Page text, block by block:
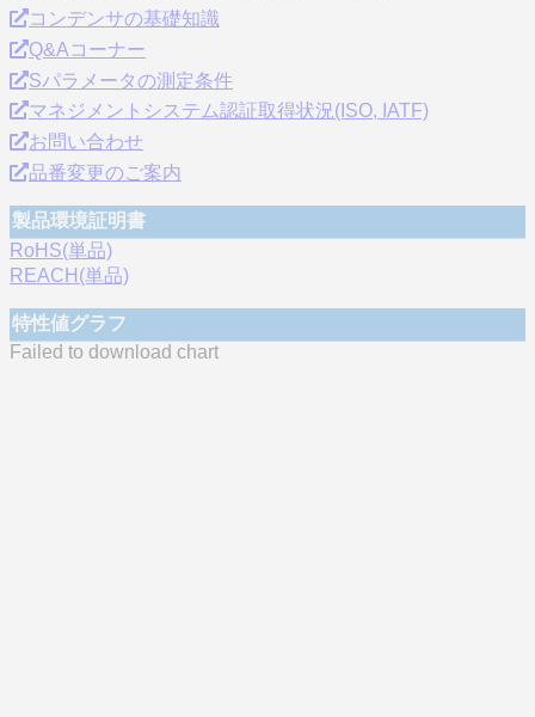
コンデンサの基礎知識
Q&Aコーナー
Sパラメータの測定条件
マネジメントシステム認証取得状況(ISO, IATF)
お問い合わせ
品番変更のご案内
製品環境証明書
RoHS(単品)
REACH(単品)
特性値グラフ
Failed to download chart